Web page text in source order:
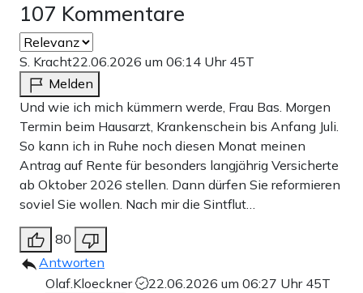
107 Kommentare
S. Kracht22.06.2026 um 06:14 Uhr 45T
Melden
Und wie ich mich kümmern werde, Frau Bas. Morgen
Termin beim Hausarzt, Krankenschein bis Anfang Juli.
So kann ich in Ruhe noch diesen Monat meinen
Antrag auf Rente für besonders langjährig Versicherte
ab Oktober 2026 stellen. Dann dürfen Sie reformieren
soviel Sie wollen. Nach mir die Sintflut…
80
Antworten
Olaf.Kloeckner
22.06.2026 um 06:27 Uhr 45T